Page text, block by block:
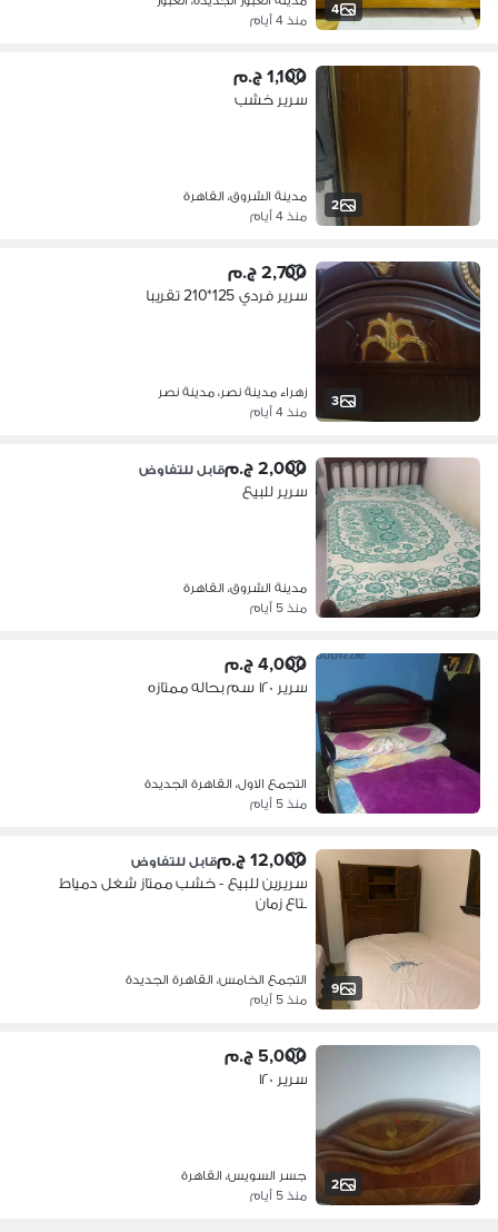
4
منذ 4 أيام
2
1,100 ج.م
سرير خشب
مدينة الشروق، القاهرة
منذ 4 أيام
3
2,700 ج.م
سرير فردي 125*210 تقريبا
زهراء مدينة نصر، مدينة نصر
منذ 4 أيام
2,000 ج.م قابل للتفاوض
سرير للبيع
مدينة الشروق، القاهرة
منذ 5 أيام
4,000 ج.م
سرير ١٢٠ سم بحاله ممتازه
التجمع الاول، القاهرة الجديدة
منذ 5 أيام
9
12,000 ج.م قابل للتفاوض
سريرين للبيع - خشب ممتاز شغل دمياط
بتاع زمان
التجمع الخامس، القاهرة الجديدة
منذ 5 أيام
2
5,000 ج.م
سرير ١٢٠
جسر السويس، القاهرة
منذ 5 أيام